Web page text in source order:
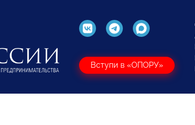
Вступи в «ОПОРУ»